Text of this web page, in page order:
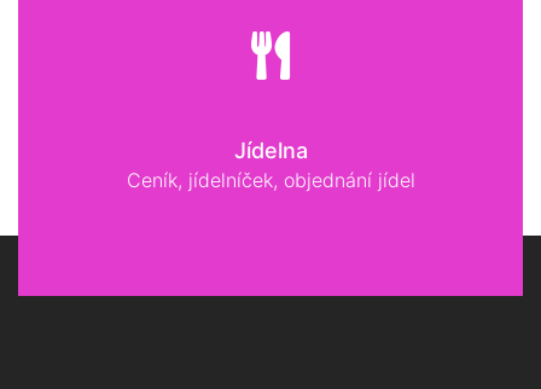
Jídelna
Ceník, jídelníček, objednání jídel